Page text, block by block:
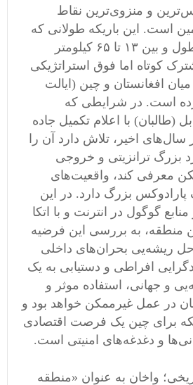
و منزوی‌ترین نقاط
است. این باریکه طولانی که
حدود ۳۵۰ کیلومتر طول و بین ۱۳ تا ۶۵ کیلومتر
کوتاه اما فوق استراتژیکی
میان افغانستان و چین (ایالت
است. در شرایطی که
(طالبان) با اعلام تکمیل جاده
اخیر، تلاش دارد آن را
بزرگ ترانزیتی و خروجی
معرفی کند، واقعیت‌های
بزرگ دارد. در این
منابع گوگول در انترنت و با اتکا
منطقه، به بررسی این فرضیه
ریشه‌یی بحران‌های داخلی
افراطی و دستیابی به یک
و جهانی، استفاده موثر و
در عمل غیرممکن خواهد بود و
برای چین یک فرصت اقتصادی
و دغدغه‌های امنیتی است.
واخان به عنوان «منطقه